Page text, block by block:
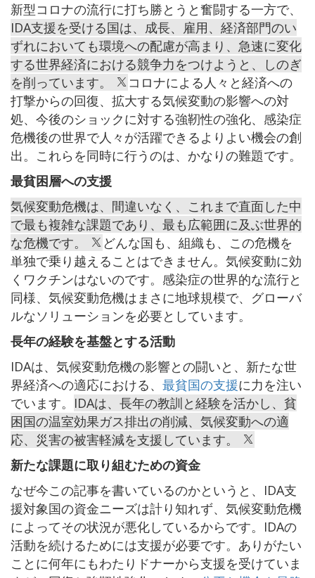
新型コロナの流行に打ち勝とうと奮闘する一方で、
IDA支援を受ける国は、成長、雇用、経済部門のい
ずれにおいても環境への配慮が高まり、急速に変化
する世界経済における競争力をつけようと、しのぎ
を削っています。
コロナによる人々と経済への
打撃からの回復、拡大する気候変動の影響への対
処、今後のショックに対する強靭性の強化、感染症
危機後の世界で人々が活躍できるよりよい機会の創
出。これらを同時に行うのは、かなりの難題です。
最貧困層への支援
気候変動危機は、間違いなく、これまで直面した中
で最も複雑な課題であり、最も広範囲に及ぶ世界的
な危機です。
どんな国も、組織も、この危機を
単独で乗り越えることはできません。気候変動に効
くワクチンはないのです。感染症の世界的な流行と
同様、気候変動危機はまさに地球規模で、グローバ
ルなソリューションを必要としています。
長年の経験を基盤とする活動
IDAは、気候変動危機の影響との闘いと、新たな世
界経済への適応における、 最貧国の支援に力を注い
でいます。 IDAは、長年の教訓と経験を活かし、貧
困国の温室効果ガス排出の削減、気候変動への適
応、災害の被害軽減を支援しています。
新たな課題に取り組むための資金
なぜ今この記事を書いているのかというと、IDA支
援対象国の資金ニーズは計り知れず、気候変動危機
によってその状況が悪化しているからです。IDAの
活動を続けるためには支援が必要です。ありがたい
ことに何年にもわたりドナーから支援を受けていま